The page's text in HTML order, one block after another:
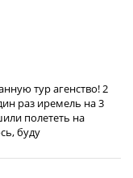
тур агенство! 2
раз иремель на 3
полететь на
буду